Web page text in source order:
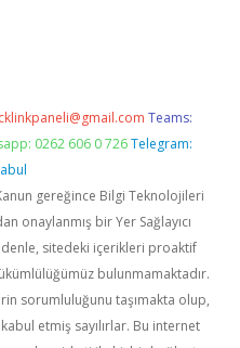
Teams:
0262 606 0 726 Telegram:
gereğince Bilgi Teknolojileri
onaylanmış bir Yer Sağlayıcı
sitedeki içerikleri proaktif
bulunmamaktadır.
sorumluluğunu taşımakta olup,
etmiş sayılırlar. Bu internet